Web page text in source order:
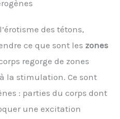
des tétons,
ce que sont les zones
regorge de zones
la stimulation. Ce sont
: parties du corps dont
une excitation